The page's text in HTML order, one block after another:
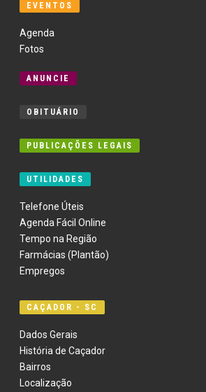
EVENTOS
Agenda
Fotos
ANUNCIE
OBITUÁRIO
PUBLICAÇÕES LEGAIS
UTILIDADES
Telefone Úteis
Agenda Fácil Online
Tempo na Região
Farmácias (Plantão)
Empregos
CAÇADOR - SC
Dados Gerais
História de Caçador
Bairros
Localização